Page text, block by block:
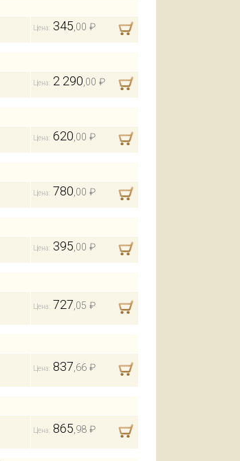
Цена: 345,00 ₽
Цена: 2 290,00 ₽
Цена: 620,00 ₽
Цена: 780,00 ₽
Цена: 395,00 ₽
Цена: 727,05 ₽
Цена: 837,66 ₽
Цена: 865,98 ₽